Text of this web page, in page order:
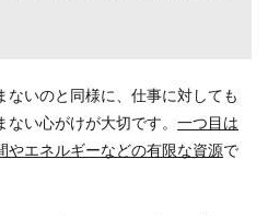
いのと同様に、仕事に対しても
い心がけが大切です。 一つ目は
やエネルギーなどの有限な資源で